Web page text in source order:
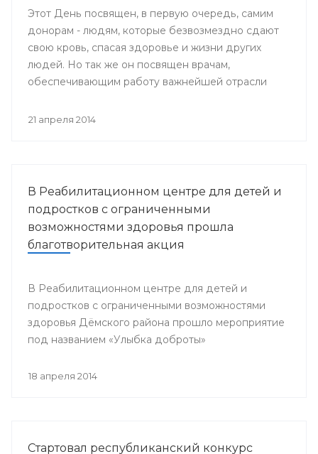
Этот День посвящен, в первую очередь, самим
донорам - людям, которые безвозмездно сдают
свою кровь, спасая здоровье и жизни других
людей. Но так же он посвящен врачам,
обеспечивающим работу важнейшей отрасли
21 апреля 2014
В Реабилитационном центре для детей и
подростков с ограниченными
возможностями здоровья прошла
благотворительная акция
В Реабилитационном центре для детей и
подростков с ограниченными возможностями
здоровья Дёмского района прошло мероприятие
под названием «Улыбка доброты»
18 апреля 2014
Стартовал республиканский конкурс